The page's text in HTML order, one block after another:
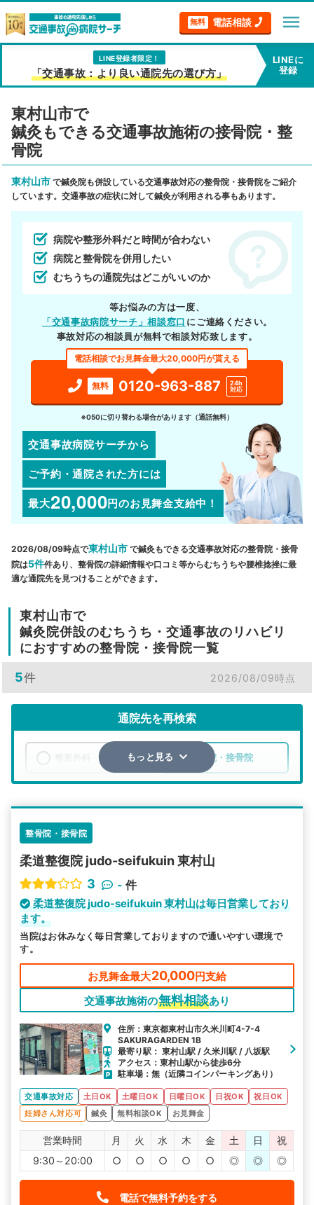
無料 電話相談 menu
LINE登録者限定！
「交通事故：より良い通院先の選び方」
LINEに
登録
東村山市で
鍼灸もできる交通事故施術の接骨院・整
骨院
東村山市 で鍼灸院も併設している交通事故対応の整骨院・接骨院をご紹介
しています。交通事故の症状に対して鍼灸が利用される事もあります。
病院や整形外科だと時間が合わない
病院と整骨院を併用したい
むちうちの通院先はどこがいいのか
等お悩みの方は一度、
「交通事故病院サーチ」相談窓口 にご連絡ください。
事故対応の相談員が無料で相談対応致します。
電話相談でお見舞金最大20,000円が貰える
無料 0120-963-887
24h
対応
※050に切り替わる場合があります（通話無料）
交通事故病院サーチから
ご予約・通院された方には
最大20,000円のお見舞金支給中！
2026/08/09時点で東村山市 で鍼灸もできる交通事故対応の整骨院・接骨
院は5件件あり、整骨院の詳細情報や口コミ等からむちうちや腰椎捻挫に最
適な通院先を見つけることができます。
東村山市で
鍼灸院併設のむちうち・交通事故のリハビリ
におすすめの整骨院・接骨院一覧
5件 2026/08/09時点
通院先を再検索
整骨院・接骨院
詳細条件で絞り込む
その他の検索方法
もっと見る
整骨院・接骨院
柔道整復院 judo-seifukuin 東村山
3
- 件
柔道整復院 judo-seifukuin 東村山は毎日営業しており
ます。
当院はお休みなく毎日営業しておりますので通いやすい環境で
す。
お見舞金最大20,000円支給
交通事故施術の無料相談あり
住所：東京都東村山市久米川町4-7-4
SAKURAGARDEN 1B
最寄り駅： 東村山駅 / 久米川駅 / 八坂駅
アクセス：東村山駅から徒歩6分
駐車場：無（近隣コインパーキングあり）
交通事故対応 土日OK 土曜日OK 日曜日OK 日祝OK
祝日OK
妊婦さん対応可
鍼灸 無料相談OK お見舞金
営業時間 月 火 水 木 金 土 日
祝
9:30～20:00
○ ○ ○ ○ ○ ◎ ◎ ◎
電話で無料予約をする